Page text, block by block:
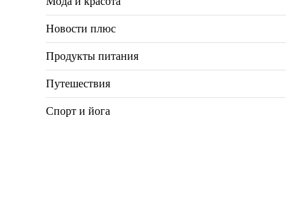
Новости плюс
Продукты питания
Путешествия
Спорт и йога